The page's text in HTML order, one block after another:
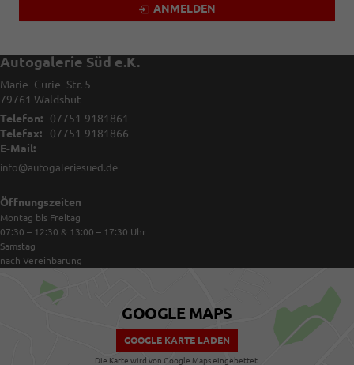
ANMELDEN
Autogalerie Süd e.K.
Marie- Curie- Str. 5
79761 Waldshut
Telefon:
07751-9181861
Telefax:
07751-9181866
E-Mail:
info@autogaleriesued.de
Öffnungszeiten
Montag bis Freitag
07:30 – 12:30 & 13:00 – 17:30 Uhr
Samstag
nach Vereinbarung
GOOGLE MAPS
GOOGLE KARTE LADEN
Die Karte wird von Google Maps eingebettet.